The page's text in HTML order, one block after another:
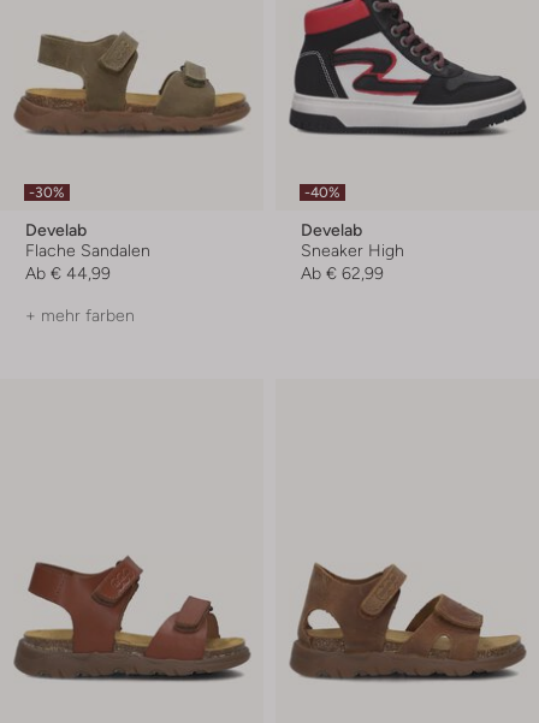
-30%
Develab
Flache Sandalen
Ab € 44,99
+ mehr farben
-40%
Develab
Sneaker High
Ab € 62,99